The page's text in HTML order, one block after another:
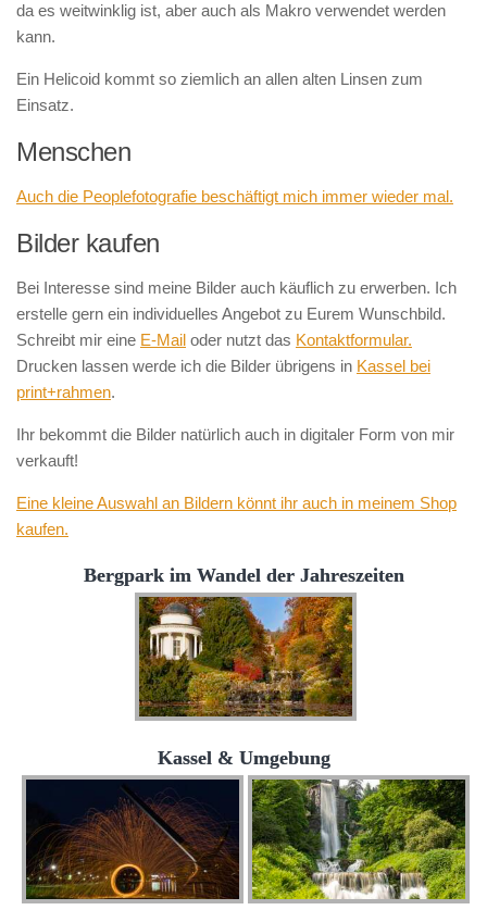
da es weitwinklig ist, aber auch als Makro verwendet werden
kann.
Ein Helicoid kommt so ziemlich an allen alten Linsen zum
Einsatz.
Menschen
Auch die Peoplefotografie beschäftigt mich immer wieder mal.
Bilder kaufen
Bei Interesse sind meine Bilder auch käuflich zu erwerben. Ich
erstelle gern ein individuelles Angebot zu Eurem Wunschbild.
Schreibt mir eine E-Mail oder nutzt das Kontaktformular.
Drucken lassen werde ich die Bilder übrigens in Kassel bei
print+rahmen.
Ihr bekommt die Bilder natürlich auch in digitaler Form von mir
verkauft!
Eine kleine Auswahl an Bildern könnt ihr auch in meinem Shop
kaufen.
Bergpark im Wandel der Jahreszeiten
Kassel & Umgebung